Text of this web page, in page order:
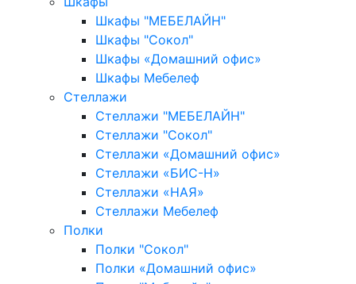
Шкафы "МЕБЕЛАЙН"
Шкафы "Сокол"
Шкафы «Домашний офис»
Шкафы Мебелеф
Стеллажи
Стеллажи "МЕБЕЛАЙН"
Стеллажи "Сокол"
Стеллажи «Домашний офис»
Стеллажи «БИС-Н»
Стеллажи «НАЯ»
Стеллажи Мебелеф
Полки
Полки "Сокол"
Полки «Домашний офис»